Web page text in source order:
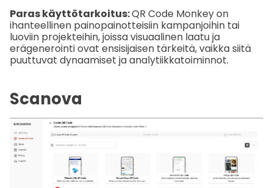
Paras käyttötarkoitus:QR Code Monkey on
ihanteellinen painopainotteisiin kampanjoihin tai
luoviin projekteihin, joissa visuaalinen laatu ja
erägenerointi ovat ensisijaisen tärkeitä, vaikka siitä
puuttuvat dynaamiset ja analytiikkatoiminnot.
Scanova